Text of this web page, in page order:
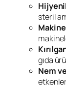
steril
gıda
Nem